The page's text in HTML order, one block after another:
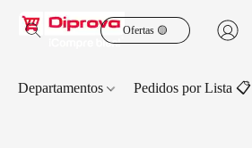
Ofertas 🟡
Departamentos Pedidos por Lista 📋